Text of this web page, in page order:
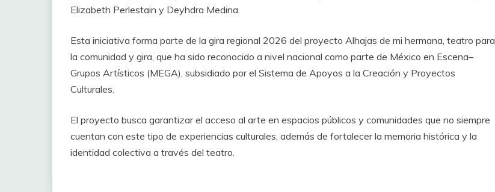
Elizabeth Perlestain y Deyhdra Medina.
Esta iniciativa forma parte de la gira regional 2026 del proyecto Alhajas de mi hermana, teatro para
la comunidad y gira, que ha sido reconocido a nivel nacional como parte de México en Escena–
Grupos Artísticos (MEGA), subsidiado por el Sistema de Apoyos a la Creación y Proyectos
Culturales.
El proyecto busca garantizar el acceso al arte en espacios públicos y comunidades que no siempre
cuentan con este tipo de experiencias culturales, además de fortalecer la memoria histórica y la
identidad colectiva a través del teatro.